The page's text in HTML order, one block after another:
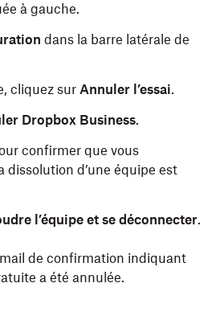
à gauche.
dans la barre latérale de
cliquez sur Annuler l’essai.
Dropbox Business.
confirmer que vous
dissolution d’une équipe est
l’équipe et se déconnecter.
de confirmation indiquant
a été annulée.